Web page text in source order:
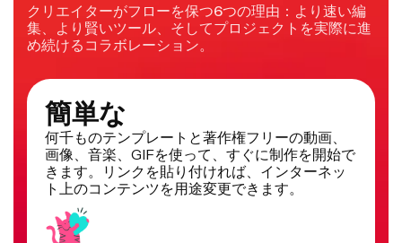
クリエイターがフローを保つ6つの理由：より速い編
集、より賢いツール、そしてプロジェクトを実際に進
め続けるコラボレーション。
簡単な
何千ものテンプレートと著作権フリーの動画、
画像、音楽、GIFを使って、すぐに制作を開始で
きます。リンクを貼り付ければ、インターネッ
ト上のコンテンツを用途変更できます。